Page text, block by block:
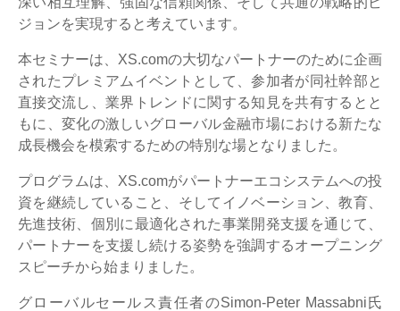
ジョンを実現すると考えています。
本セミナーは、XS.comの大切なパートナーのために企画
されたプレミアムイベントとして、参加者が同社幹部と
直接交流し、業界トレンドに関する知見を共有するとと
もに、変化の激しいグローバル金融市場における新たな
成長機会を模索するための特別な場となりました。
プログラムは、XS.comがパートナーエコシステムへの投
資を継続していること、そしてイノベーション、教育、
先進技術、個別に最適化された事業開発支援を通じて、
パートナーを支援し続ける姿勢を強調するオープニング
スピーチから始まりました。
グローバルセールス責任者のSimon-Peter Massabni氏